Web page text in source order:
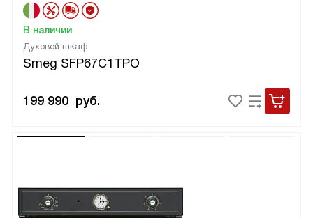
Духовой шкаф
Smeg SFP67C1TPO
В наличии
199 990 руб.